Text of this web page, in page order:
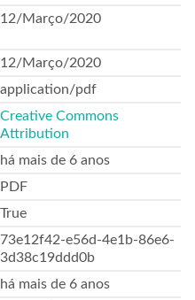
12/Março/2020
12/Março/2020
application/pdf
Creative Commons
Attribution
há mais de 6 anos
PDF
True
73e12f42-e56d-4e1b-86e6-
3d38c19ddd0b
há mais de 6 anos